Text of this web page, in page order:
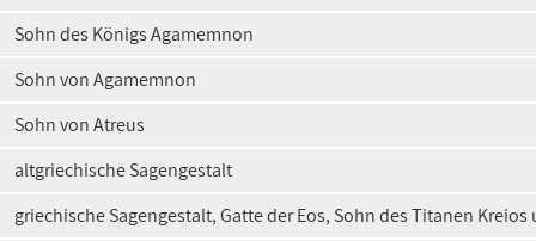
Sohn des Königs Agamemnon
Sohn von Agamemnon
Sohn von Atreus
altgriechische Sagengestalt
griechische Sagengestalt, Gatte der Eos, Sohn des Titanen Kreios